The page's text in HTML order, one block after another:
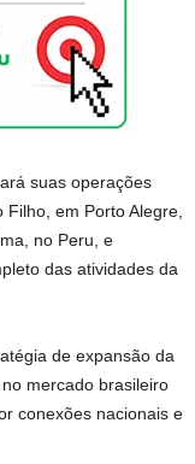
suas operações
em Porto Alegre,
no Peru, e
das atividades da
de expansão da
mercado brasileiro
conexões nacionais e